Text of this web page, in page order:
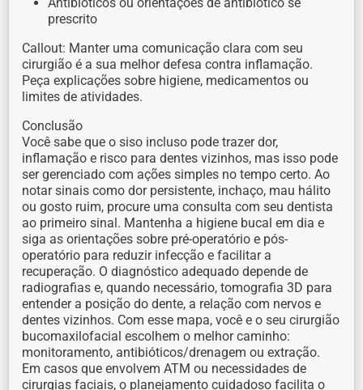
prescrito
Callout: Manter uma comunicação clara com seu
cirurgião é a sua melhor defesa contra inflamação.
Peça explicações sobre higiene, medicamentos ou
limites de atividades.
Conclusão
Você sabe que o siso incluso pode trazer dor,
inflamação e risco para dentes vizinhos, mas isso pode
ser gerenciado com ações simples no tempo certo. Ao
notar sinais como dor persistente, inchaço, mau hálito
ou gosto ruim, procure uma consulta com seu dentista
ao primeiro sinal. Mantenha a higiene bucal em dia e
siga as orientações sobre pré-operatório e pós-
operatório para reduzir infecção e facilitar a
recuperação. O diagnóstico adequado depende de
radiografias e, quando necessário, tomografia 3D para
entender a posição do dente, a relação com nervos e
dentes vizinhos. Com esse mapa, você e o seu cirurgião
bucomaxilofacial escolhem o melhor caminho:
monitoramento, antibióticos/drenagem ou extração.
Em casos que envolvem ATM ou necessidades de
cirurgias faciais, o planejamento cuidadoso facilita o